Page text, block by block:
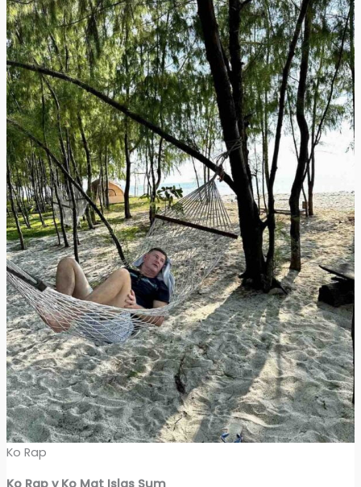
Ko Rap
Ko Rap y Ko Mat Islas Sum